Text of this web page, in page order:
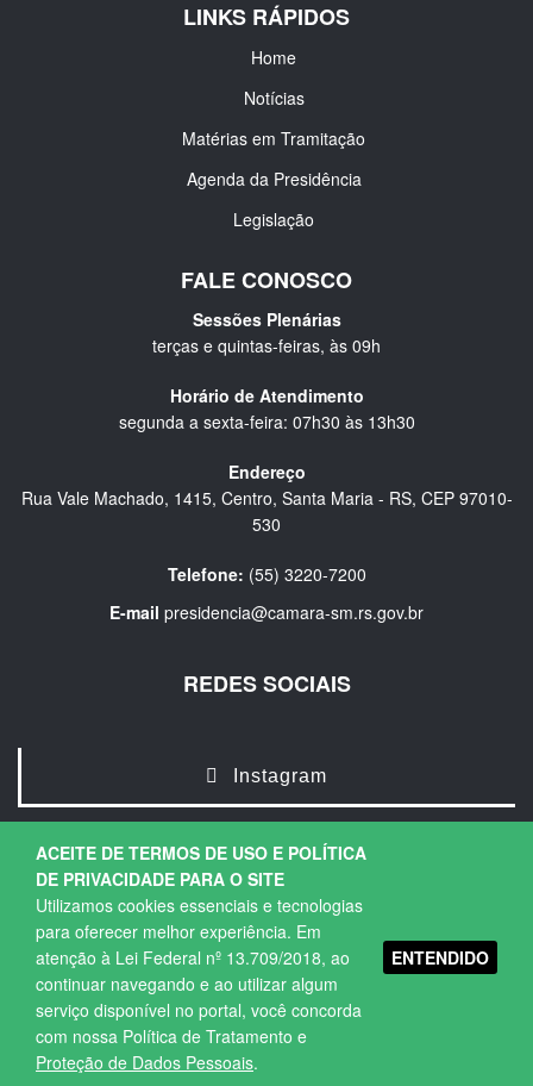
ACEITE DE TERMOS DE USO E POLÍTICA
DE PRIVACIDADE PARA O SITE
Utilizamos cookies essenciais e tecnologias
para oferecer melhor experiência. Em
atenção à Lei Federal nº 13.709/2018, ao
continuar navegando e ao utilizar algum
serviço disponível no portal, você concorda
com nossa Política de Tratamento e
Proteção de Dados Pessoais.
ENTENDIDO
LINKS RÁPIDOS
Home
Notícias
Matérias em Tramitação
Agenda da Presidência
Legislação
FALE CONOSCO
Sessões Plenárias
terças e quintas-feiras, às 09h
Horário de Atendimento
segunda a sexta-feira: 07h30 às 13h30
Endereço
Rua Vale Machado, 1415, Centro, Santa Maria - RS, CEP 97010-
530
Telefone: (55) 3220-7200
E-mail presidencia@camara-sm.rs.gov.br
REDES SOCIAIS
Instagram
Copyright © 2026. Todos os direitos Reservados.
Política de Privacidade |Termos de Uso